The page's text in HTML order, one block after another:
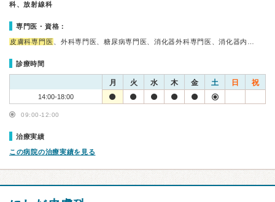
科、放射線科
専門医・資格：
皮膚科専門医 、外科専門医、糖尿病専門医、消化器外科専門医、消化器内…
診療時間
月 火 水 木 金 土 日 祝
14:00-18:00
09:00-12:00
治療実績
この病院の治療実績を見る